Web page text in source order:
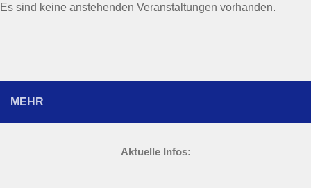
Es sind keine anstehenden Veranstaltungen vorhanden.
MEHR
Aktuelle Infos: